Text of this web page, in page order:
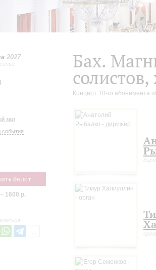
2027
зал
события
билет
1600 р.
Бах.
Концерт 10-го абонемента «